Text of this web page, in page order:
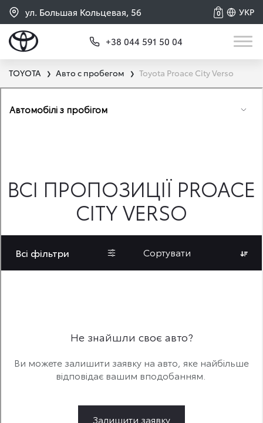
ул. Большая Кольцевая, 56 УКР
0
+38 044 591 50 04
TOYOTA ❯ Авто с пробегом ❯ Toyota Proace City Verso